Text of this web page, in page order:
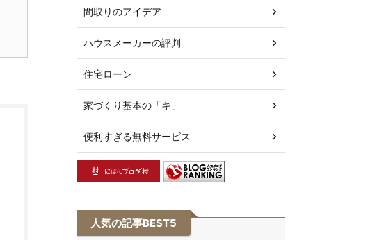
間取りのアイデア
ハウスメーカーの評判
住宅ローン
家づくり基本の「キ」
便利すぎる無料サービス
人気の記事BEST5